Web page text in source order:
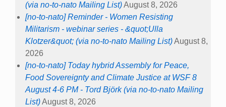
(via no-to-nato Mailing List)August 8, 2026
[no-to-nato] Reminder - Women Resisting
Militarism - webinar series - &quot;Ulla
Klotzer&quot; (via no-to-nato Mailing List)August 8,
2026
[no-to-nato] Today hybrid Assembly for Peace,
Food Sovereignty and Climate Justice at WSF 8
August 4-6 PM - Tord Björk (via no-to-nato Mailing
List)August 8, 2026